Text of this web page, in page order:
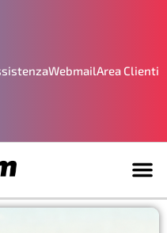
WebmailArea Clienti